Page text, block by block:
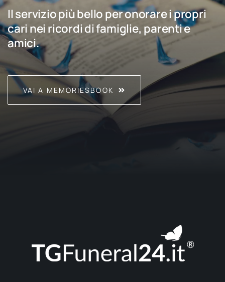
Il servizio più bello per onorare i propri
cari nei ricordi di famiglie, parenti e
amici.
VAI A MEMORIESBOOK